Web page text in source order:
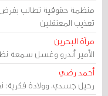
منظمة حقوقية تطالب بفرض
تعذيب المعتقلين
مرآة البحرين
الأمير أندرو وغسل سمعة
أحمد رضي
رحيل جسدي، وولادة فكرية: